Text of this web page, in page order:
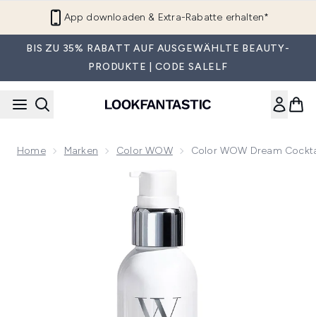
App downloaden & Extra-Rabatte erhalten*
BIS ZU 35% RABATT AUF AUSGEWÄHLTE BEAUTY-
PRODUKTE | CODE SALELF
Home Marken Color WOW Color WOW Dream
Now showing image 1 Color WOW Dream Cocktail – Mit